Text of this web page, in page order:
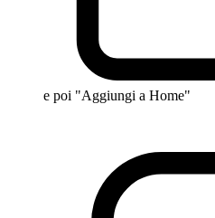
e poi "Aggiungi a Home"